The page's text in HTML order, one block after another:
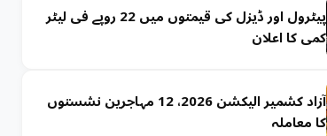
پیٹرول اور ڈیزل کی قیمتوں میں 22 روپے فی لیٹر
کمی کا اعلان
آزاد کشمیر الیکشن 2026، 12 مہاجرین نشستوں
کا معاملہ